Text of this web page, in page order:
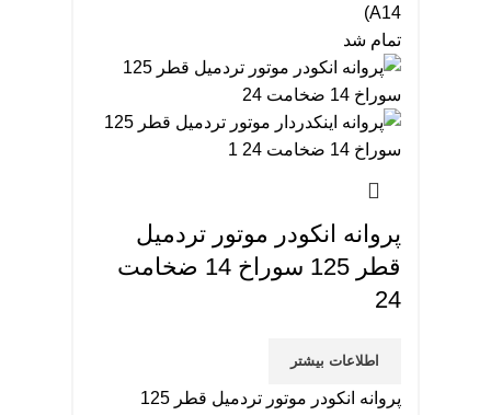
A14)
تمام شد
پروانه انکودر موتور تردمیل
قطر 125 سوراخ 14 ضخامت
24
اطلاعات بیشتر
پروانه انکودر موتور تردمیل قطر 125